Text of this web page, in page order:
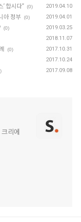
합시다” (0) 2019.04.10
아 정부 (0) 2019.04.01
(0) 2019.03.25
2018.11.07
(0) 2017.10.31
2017.10.24
2017.09.08
리에